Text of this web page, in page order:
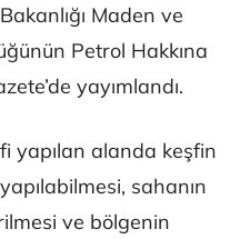
Maden ve
Petrol Hakkına
yayımlandı.
yapılan alanda keşfin
sahanın
ve bölgenin